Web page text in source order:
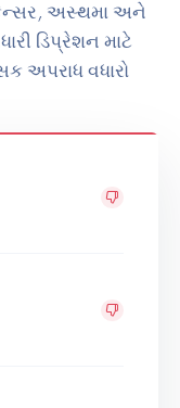
અસ્થમા અને
ડિપ્રેશન માટે
અપરાધ વધારો